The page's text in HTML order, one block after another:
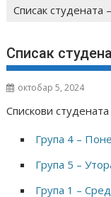
Списак студената
Списак
октобар 5, 2024
Спискови
Група 4 –
Група 5 –
Група 1 –